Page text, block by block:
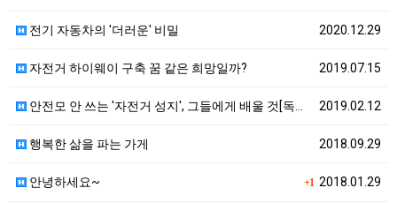
2020.12.29
전기 자동차의 '더러운' 비밀
2019.07.15
자전거 하이웨이 구축 꿈 같은 희망일까?
2019.02.12
안전모 안 쓰는 '자전거 성지', 그들에게 배울 것[독…
2018.09.29
행복한 삶을 파는 가게
+1 2018.01.29
안녕하세요~